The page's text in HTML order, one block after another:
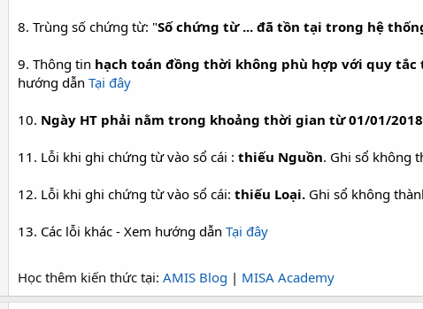
8. Trùng số chứng từ: "Số chứng từ ... đã tồn tại trong hệ
9. Thông tin hạch toán đồng thời không phù hợp với quy
hướng dẫn Tại đây
10. Ngày HT phải nằm trong khoảng thời gian từ 01/01/
11. Lỗi khi ghi chứng từ vào sổ cái : thiếu Nguồn. Ghi sổ không
12. Lỗi khi ghi chứng từ vào sổ cái: thiếu Loại. Ghi sổ không
13. Các lỗi khác - Xem hướng dẫn Tại đây
Học thêm kiến thức tại: AMIS Blog | MISA Academy